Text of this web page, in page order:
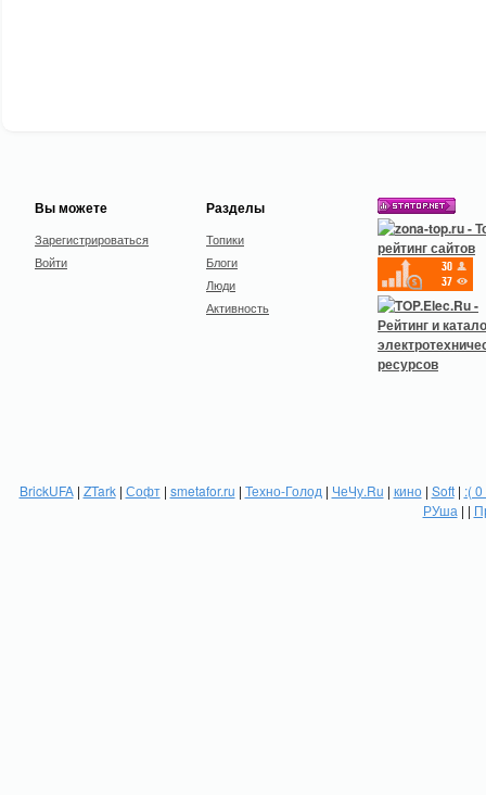
Вы можете
Зарегистрироваться
Войти
Разделы
Топики
Блоги
Люди
Активность
BrickUFA| ZTark| Софт| smetafor.ru | Техно-Голод | ЧеЧу.Ru | кино| Soft| :(
РУша | |